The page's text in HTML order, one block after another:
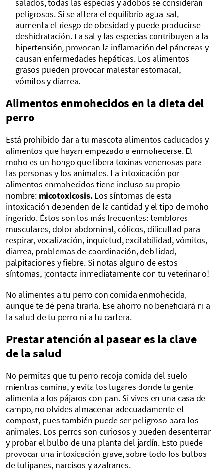
salados, todas las especias y adobos se consideran
peligrosos. Si se altera el equilibrio agua-sal,
aumenta el riesgo de obesidad y puede producirse
deshidratación. La sal y las especias contribuyen a la
hipertensión, provocan la inflamación del páncreas y
causan enfermedades hepáticas. Los alimentos
grasos pueden provocar malestar estomacal,
vómitos y diarrea.
Alimentos enmohecidos en la dieta del
perro
Está prohibido dar a tu mascota alimentos caducados y
alimentos que hayan empezado a enmohecerse. El
moho es un hongo que libera toxinas venenosas para
las personas y los animales. La intoxicación por
alimentos enmohecidos tiene incluso su propio
nombre: micotoxicosis. Los síntomas de esta
intoxicación dependen de la cantidad y el tipo de moho
ingerido. Éstos son los más frecuentes: temblores
musculares, dolor abdominal, cólicos, dificultad para
respirar, vocalización, inquietud, excitabilidad, vómitos,
diarrea, problemas de coordinación, debilidad,
palpitaciones y fiebre. Si notas alguno de estos
síntomas, ¡contacta inmediatamente con tu veterinario!
No alimentes a tu perro con comida enmohecida,
aunque te dé pena tirarla. Ese ahorro no beneficiará ni a
la salud de tu perro ni a tu cartera.
Prestar atención al pasear es la clave
de la salud
No permitas que tu perro recoja comida del suelo
mientras camina, y evita los lugares donde la gente
alimenta a los pájaros con pan. Si vives en una casa de
campo, no olvides almacenar adecuadamente el
compost, pues también puede ser peligroso para los
animales. Los perros son curiosos y pueden desenterrar
y probar el bulbo de una planta del jardín. Esto puede
provocar una intoxicación grave, sobre todo los bulbos
de tulipanes, narcisos y azafranes.